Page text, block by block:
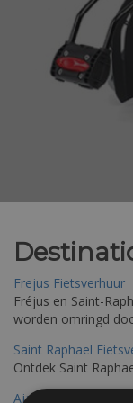
Frejus Fietsverhuur
Fréjus en Saint-
worden omringd
Saint Raphael
Ontdek Saint
Ajaccio Fietsverhuur